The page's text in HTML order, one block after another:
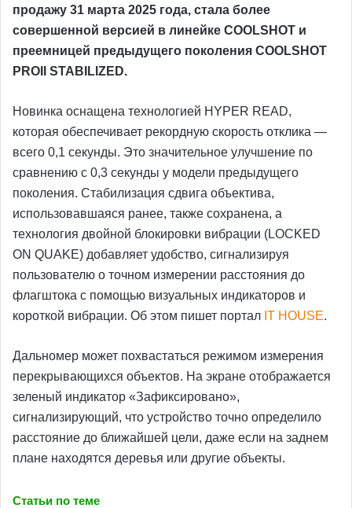
продажу 31 марта 2025 года, стала более
совершенной версией в линейке COOLSHOT и
преемницей предыдущего поколения COOLSHOT
PROII STABILIZED.
Новинка оснащена технологией HYPER READ,
которая обеспечивает рекордную скорость отклика —
всего 0,1 секунды. Это значительное улучшение по
сравнению с 0,3 секунды у модели предыдущего
поколения. Стабилизация сдвига объектива,
использовавшаяся ранее, также сохранена, а
технология двойной блокировки вибрации (LOCKED
ON QUAKE) добавляет удобство, сигнализируя
пользователю о точном измерении расстояния до
флагштока с помощью визуальных индикаторов и
короткой вибрации. Об этом пишет портал IT HOUSE.
Дальномер может похвастаться режимом измерения
перекрывающихся объектов. На экране отображается
зеленый индикатор «Зафиксировано»,
сигнализирующий, что устройство точно определило
расстояние до ближайшей цели, даже если на заднем
плане находятся деревья или другие объекты.
Статьи по теме